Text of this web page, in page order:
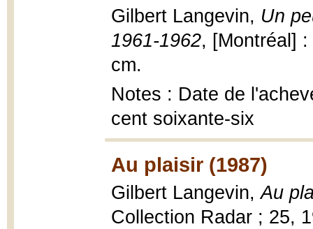
Gilbert Langevin, Un
1961-1962, [Montréal]
cm.
Notes : Date de
cent soixante-six
Au plaisir (1987)
Gilbert Langevin,Au
Collection Radar ; 25,